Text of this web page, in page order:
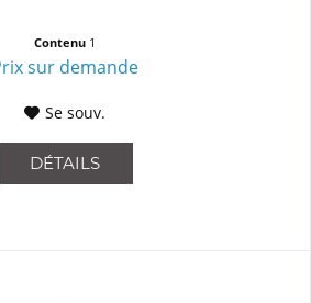
Contenu 1
sur demande
Se souv.
DÉTAILS